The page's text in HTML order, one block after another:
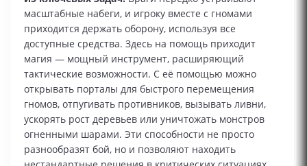
масштабные набеги, и игроку вместе с гномами
приходится держать оборону, используя все
доступные средства. Здесь на помощь приходит
магия — мощный инструмент, расширяющий
тактические возможности. С её помощью можно
открывать порталы для быстрого перемещения
гномов, отпугивать противников, вызывать ливни,
ускорять рост деревьев или уничтожать монстров
огненными шарами. Эти способности не просто
разнообразят бой, но и позволяют находить